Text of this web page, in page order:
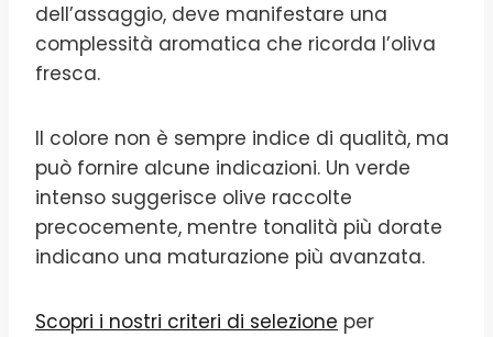
dell’assaggio, deve manifestare una
complessità aromatica che ricorda l’oliva
fresca.
Il colore non è sempre indice di qualità, ma
può fornire alcune indicazioni. Un verde
intenso suggerisce olive raccolte
precocemente, mentre tonalità più dorate
indicano una maturazione più avanzata.
Scopri i nostri criteri di selezione per